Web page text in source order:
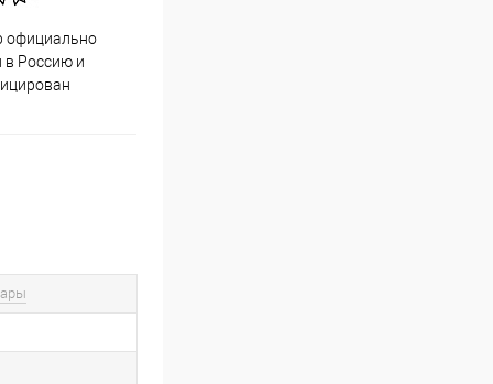
официально
в Россию и